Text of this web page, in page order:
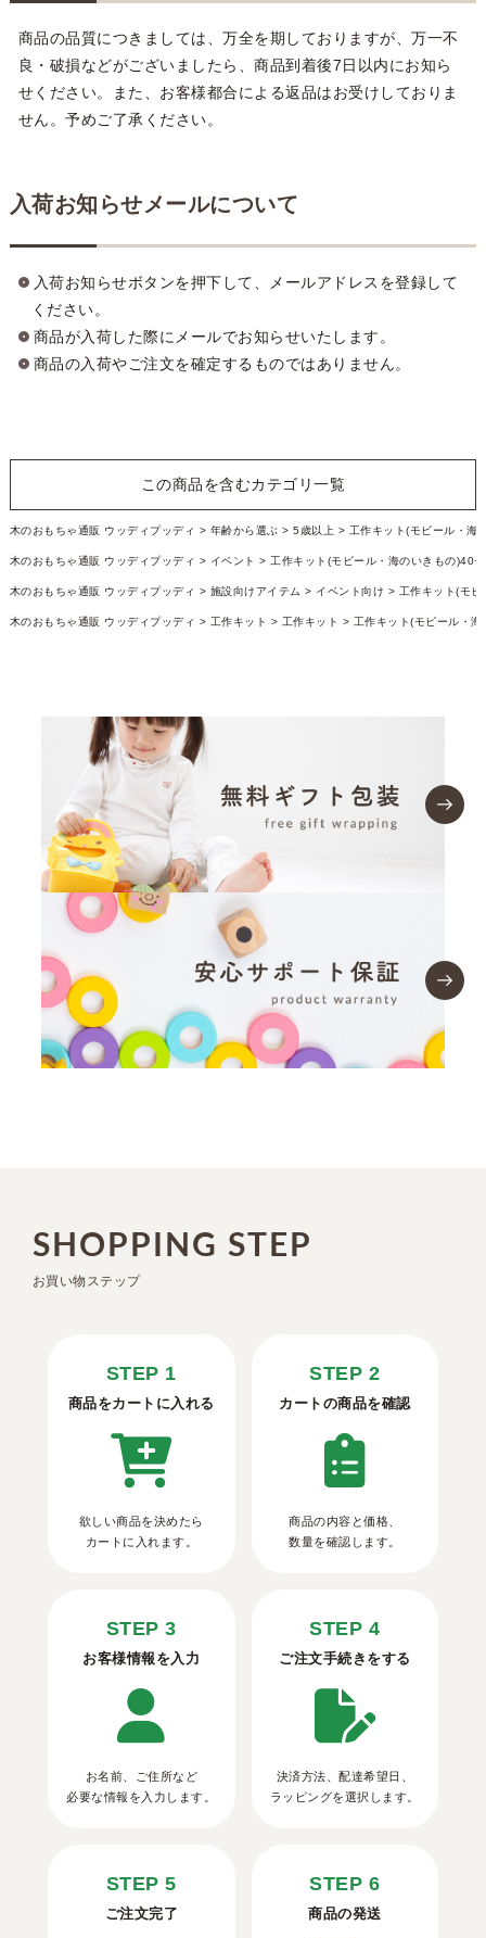
商品の品質につきましては、万全を期しておりますが、万一不
良・破損などがございましたら、商品到着後7日以内にお知ら
せください。また、お客様都合による返品はお受けしておりま
せん。予めご了承ください。
入荷お知らせメールについて
入荷お知らせボタンを押下して、メールアドレスを登録して
ください。
商品が入荷した際にメールでお知らせいたします。
商品の入荷やご注文を確定するものではありません。
この商品を含むカテゴリ一覧
木のおもちゃ通販 ウッディプッディ 年齢から選ぶ 5歳以上 工作キット(モビール・
木のおもちゃ通販 ウッディプッディ イベント 工作キット(モビール・海のいきもの
木のおもちゃ通販 ウッディプッディ 施設向けアイテム イベント向け 工作キット(モ
木のおもちゃ通販 ウッディプッディ 工作キット 工作キット 工作キット(モビール・
SHOPPING STEP
お買い物ステップ
STEP 1
商品をカートに入れる
欲しい商品を決めたら
カートに入れます。
STEP 2
カートの商品を確認
商品の内容と価格、
数量を確認します。
STEP 3
お客様情報を入力
お名前、ご住所など
必要な情報を入力します。
STEP 4
ご注文手続きをする
決済方法、配達希望日、
ラッピングを選択します。
STEP 5
ご注文完了
STEP 6
商品の発送